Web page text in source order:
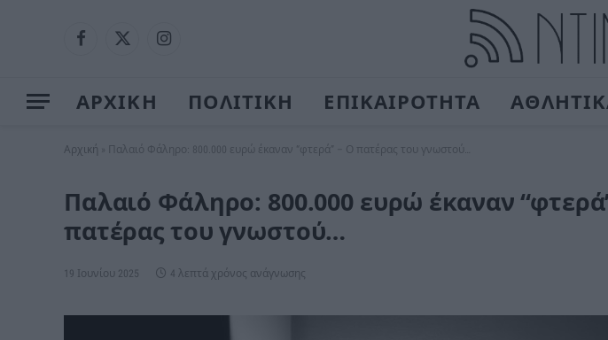
Facebook
X
Instagram
ΑΡΧΙΚΗ ΠΟΛΙΤΙΚΗ ΕΠΙΚΑΙΡΟΤΗΤΑ
Αρχική Παλαιό Φάληρο: 800.000 ευρώ έκαναν “φτερά” – Ο πατέρας του γνωστού…
Παλαιό Φάληρο: 800.000 ευρώ έκαναν
πατέρας του γνωστού…
19 Ιουνίου 2025 4 λεπτά χρόνος ανάγνωσης